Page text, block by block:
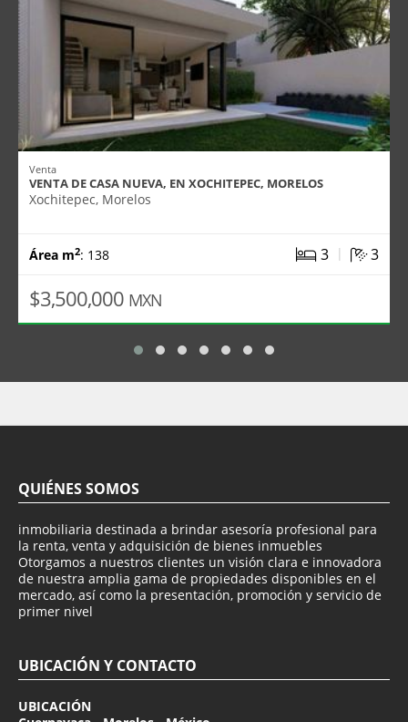
Venta
VENTA DE CASA NUEVA, EN XOCHITEPEC, MORELOS
Xochitepec, Morelos
Área m2: 138 3 | 3
$3,500,000 MXN
QUIÉNES SOMOS
inmobiliaria destinada a brindar asesoría profesional para
la renta, venta y adquisición de bienes inmuebles
Otorgamos a nuestros clientes un visión clara e innovadora
de nuestra amplia gama de propiedades disponibles en el
mercado, así como la presentación, promoción y servicio de
primer nivel
UBICACIÓN Y CONTACTO
UBICACIÓN